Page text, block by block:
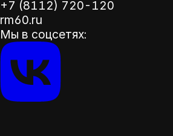
+7 (8112) 720-120
rm60.ru
Мы в соцсетях: